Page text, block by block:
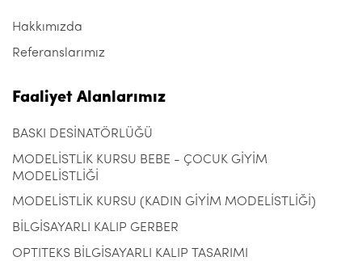
Hakkımızda
Referanslarımız
Faaliyet Alanlarımız
BASKI DESİNATÖRLÜĞÜ
MODELİSTLİK KURSU BEBE - ÇOCUK GİYİM
MODELİSTLİĞİ
MODELİSTLİK KURSU (KADIN GİYİM MODELİSTLİĞİ)
BİLGİSAYARLI KALIP GERBER
OPTITEKS BİLGİSAYARLI KALIP TASARIMI